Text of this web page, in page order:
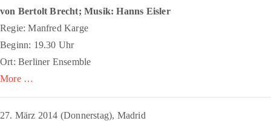
von Bertolt Brecht; Musik: Hanns Eisler
Regie: Manfred Karge
Beginn: 19.30 Uhr
Ort: Berliner Ensemble
More …
27. März 2014 (Donnerstag), Madrid